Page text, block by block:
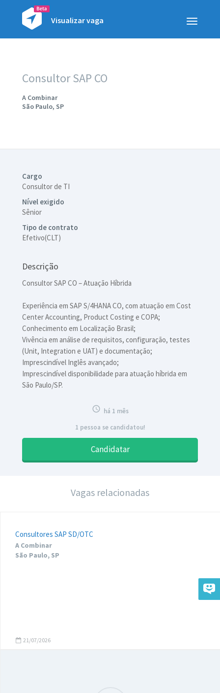
Toggle
Visualizar vaga
Consultor SAP CO
A Combinar
São Paulo, SP
Cargo
Consultor de TI
Nível exigido
Sênior
Tipo de contrato
Efetivo(CLT)
Descrição
Consultor SAP CO – Atuação Híbrida
Experiência em SAP S/4HANA CO, com atuação em Cost
Center Accounting, Product Costing e COPA;
Conhecimento em Localização Brasil;
Vivência em análise de requisitos, configuração, testes
(Unit, Integration e UAT) e documentação;
Imprescindível Inglês avançado;
Imprescindível disponibilidade para atuação híbrida em
São Paulo/SP.
 há 1 mês
1 pessoa se candidatou!
Candidatar
Vagas relacionadas
Consultores SAP SD/OTC
A Combinar
São Paulo, SP
21/07/2026